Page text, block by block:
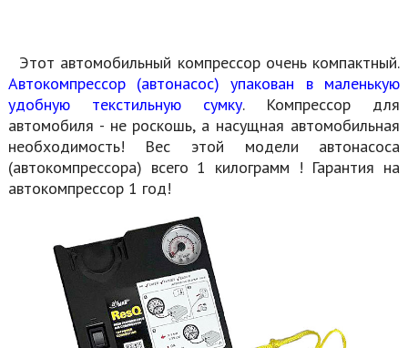
Этот автомобильный компрессор очень компактный.
Автокомпрессор (автонасос) упакован в маленькую
удобную текстильную сумку. Компрессор для
автомобиля - не роскошь, а насущная автомобильная
необходимость! Вес этой модели автонасоса
(автокомпрессора) всего 1 килограмм ! Гарантия на
автокомпрессор 1 год!